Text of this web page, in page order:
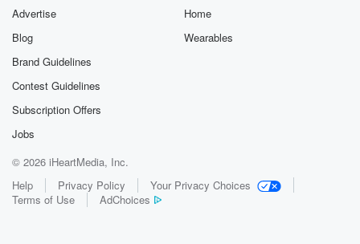
Advertise
Blog
Brand Guidelines
Contest Guidelines
Subscription Offers
Jobs
Home
Wearables
© 2026 iHeartMedia, Inc.
Help
Privacy Policy
Your Privacy Choices
Terms of Use
AdChoices